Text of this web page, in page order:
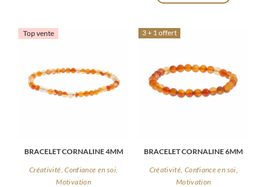
Top vente
BRACELET CORNALINE 4MM
Créativité, Confiance en soi,
Motivation
3 + 1 offert
BRACELET CORNALINE 6MM
Créativité, Confiance en soi,
Motivation